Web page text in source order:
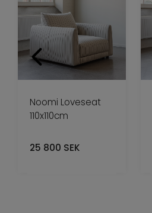
Noomi Loveseat
110x110cm
25 800 SEK